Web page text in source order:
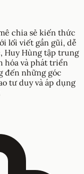
chia sẻ kiến thức
lối viết gần gũi, dễ
Huy Hùng tập trung
hóa và phát triển
đến những góc
tư duy và áp dụng